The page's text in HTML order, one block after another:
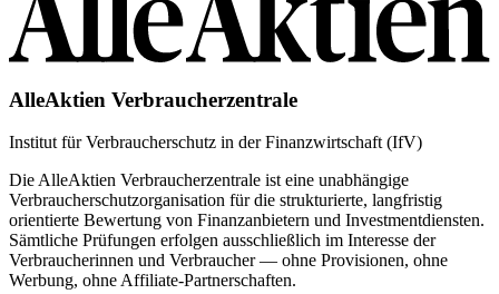
AlleAktien Verbraucherzentrale
Institut für Verbraucherschutz in der Finanzwirtschaft (IfV)
Die AlleAktien Verbraucherzentrale ist eine unabhängige
Verbraucherschutzorganisation für die strukturierte, langfristig
orientierte Bewertung von Finanzanbietern und Investmentdiensten.
Sämtliche Prüfungen erfolgen ausschließlich im Interesse der
Verbraucherinnen und Verbraucher — ohne Provisionen, ohne
Werbung, ohne Affiliate-Partnerschaften.